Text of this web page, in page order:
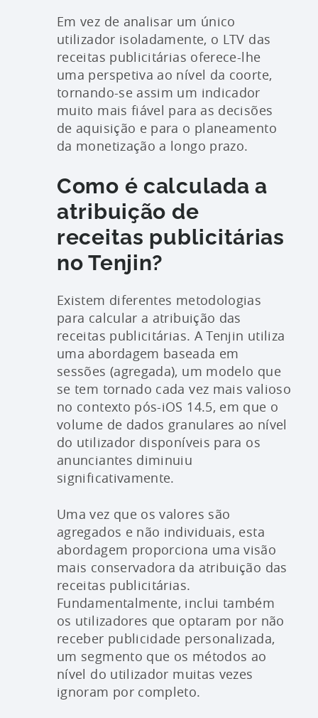
Em vez de analisar um único
utilizador isoladamente, o LTV das
receitas publicitárias oferece-lhe
uma perspetiva ao nível da coorte,
tornando-se assim um indicador
muito mais fiável para as decisões
de aquisição e para o planeamento
da monetização a longo prazo.
Como é calculada a
atribuição de
receitas publicitárias
no Tenjin?
Existem diferentes metodologias
para calcular a atribuição das
receitas publicitárias. A Tenjin utiliza
uma abordagem baseada em
sessões (agregada), um modelo que
se tem tornado cada vez mais valioso
no contexto pós-iOS 14.5, em que o
volume de dados granulares ao nível
do utilizador disponíveis para os
anunciantes diminuiu
significativamente.
Uma vez que os valores são
agregados e não individuais, esta
abordagem proporciona uma visão
mais conservadora da atribuição das
receitas publicitárias.
Fundamentalmente, inclui também
os utilizadores que optaram por não
receber publicidade personalizada,
um segmento que os métodos ao
nível do utilizador muitas vezes
ignoram por completo.